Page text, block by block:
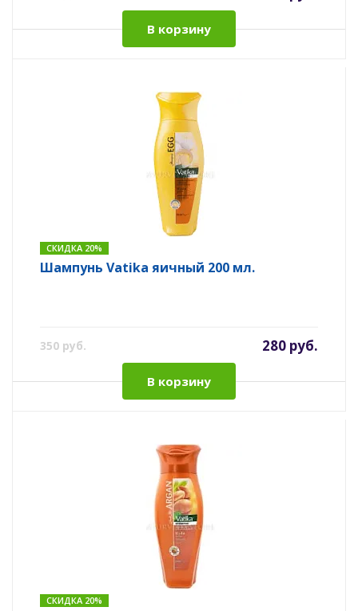
В корзину
СКИДКА 20%
Шампунь Vatika яичный 200 мл.
350 руб. 280 руб.
В корзину
СКИДКА 20%